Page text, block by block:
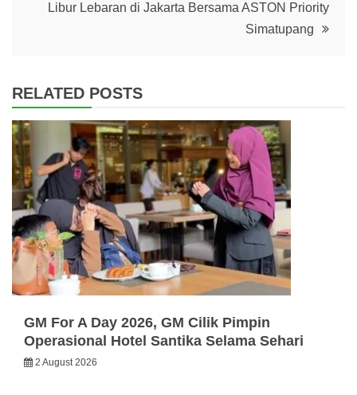
Libur Lebaran di Jakarta Bersama ASTON Priority
Simatupang
RELATED POSTS
GM For A Day 2026, GM Cilik Pimpin
Operasional Hotel Santika Selama Sehari
2 August 2026